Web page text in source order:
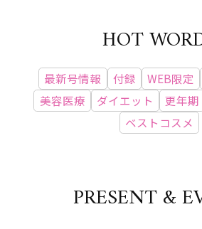
HOT
最新号情報 付録 WEB限定
美容医療
ダイエット 更年期
ベストコスメ
PRESENT &